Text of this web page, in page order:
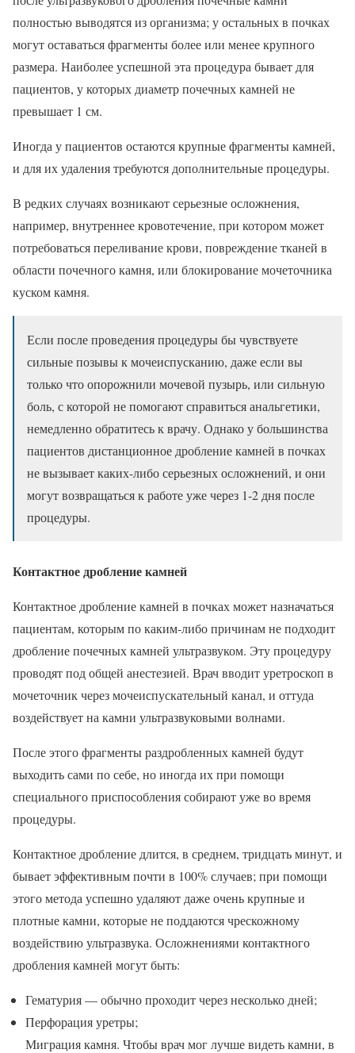
полностью выводятся из организма; у остальных в почках
могут оставаться фрагменты более или менее крупного
размера. Наиболее успешной эта процедура бывает для
пациентов, у которых диаметр почечных камней не
превышает 1 см.
Иногда у пациентов остаются крупные фрагменты камней,
и для их удаления требуются дополнительные процедуры.
В редких случаях возникают серьезные осложнения,
например, внутреннее кровотечение, при котором может
потребоваться переливание крови, повреждение тканей в
области почечного камня, или блокирование мочеточника
куском камня.
Если после проведения процедуры бы чувствуете
сильные позывы к мочеиспусканию, даже если вы
только что опорожнили мочевой пузырь, или сильную
боль, с которой не помогают справиться анальгетики,
немедленно обратитесь к врачу. Однако у большинства
пациентов дистанционное дробление камней в почках
не вызывает каких-либо серьезных осложнений, и они
могут возвращаться к работе уже через 1-2 дня после
процедуры.
Контактное дробление камней
Контактное дробление камней в почках может назначаться
пациентам, которым по каким-либо причинам не подходит
дробление почечных камней ультразвуком. Эту процедуру
проводят под общей анестезией. Врач вводит уретроскоп в
мочеточник через мочеиспускательный канал, и оттуда
воздействует на камни ультразвуковыми волнами.
После этого фрагменты раздробленных камней будут
выходить сами по себе, но иногда их при помощи
специального приспособления собирают уже во время
процедуры.
Контактное дробление длится, в среднем, тридцать минут, и
бывает эффективным почти в 100% случаев; при помощи
этого метода успешно удаляют даже очень крупные и
плотные камни, которые не поддаются чрескожному
воздействию ультразвука. Осложнениями контактного
дробления камней могут быть:
Гематурия — обычно проходит через несколько дней;
Перфорация уретры;
Миграция камня. Чтобы врач мог лучше видеть камни, в